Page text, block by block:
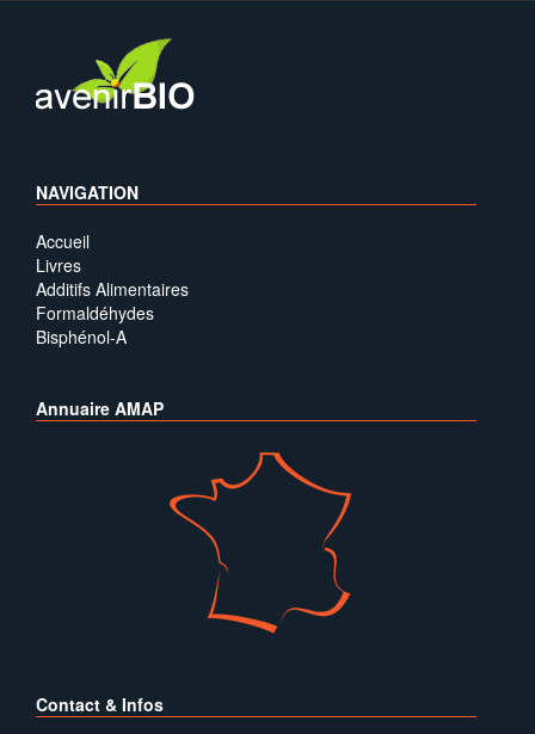
NAVIGATION
Accueil
Livres
Additifs Alimentaires
Formaldéhydes
Bisphénol-A
Annuaire AMAP
Contact & Infos